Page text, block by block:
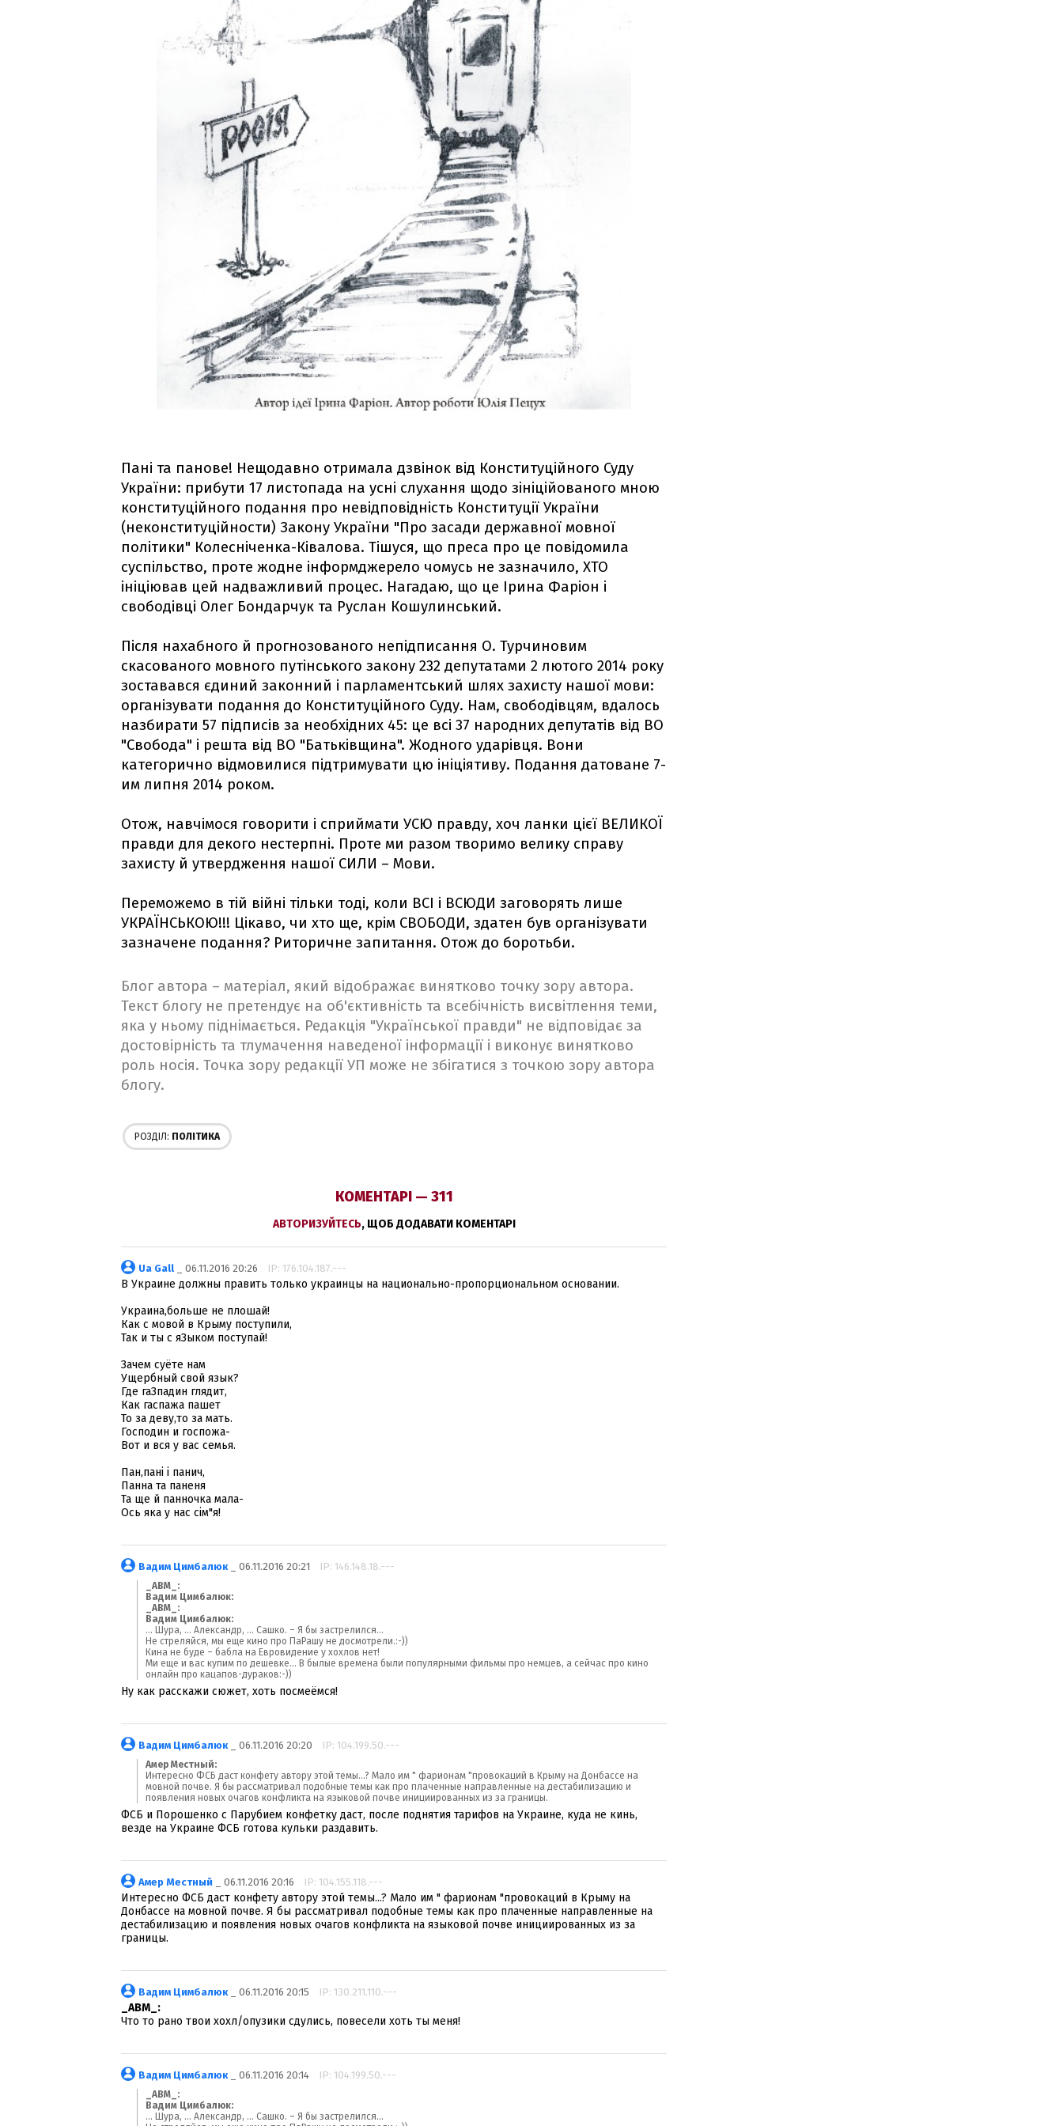
Пані та панове! Нещодавно отримала дзвінок від Конституційного Суду
України: прибути 17 листопада на усні слухання щодо зініційованого мною
конституційного подання про невідповідність Конституції України
(неконституційности) Закону України "Про засади державної мовної
політики" Колесніченка-Ківалова. Тішуся, що преса про це повідомила
суспільство, проте жодне інформджерело чомусь не зазначило, ХТО
ініціював цей надважливий процес. Нагадаю, що це Ірина Фаріон і
свободівці Олег Бондарчук та Руслан Кошулинський.
Після нахабного й прогнозованого непідписання О. Турчиновим
скасованого мовного путінського закону 232 депутатами 2 лютого 2014 року
зоставався єдиний законний і парламентський шлях захисту нашої мови:
організувати подання до Конституційного Суду. Нам, свободівцям, вдалось
назбирати 57 підписів за необхідних 45: це всі 37 народних депутатів від ВО
"Свобода" і решта від ВО "Батьківщина". Жодного ударівця. Вони
категорично відмовилися підтримувати цю ініціятиву. Подання датоване 7-
им липня 2014 роком.
Отож, навчімося говорити і сприймати УСЮ правду, хоч ланки цієї ВЕЛИКОЇ
правди для декого нестерпні. Проте ми разом творимо велику справу
захисту й утвердження нашої СИЛИ – Мови.
Переможемо в тій війні тільки тоді, коли ВСІ і ВСЮДИ заговорять лише
УКРАЇНСЬКОЮ!!! Цікаво, чи хто ще, крім СВОБОДИ, здатен був організувати
зазначене подання? Риторичне запитання. Отож до боротьби.
Блог автора – матеріал, який відображає винятково точку зору автора.
Текст блогу не претендує на об'єктивність та всебічність висвітлення теми,
яка у ньому піднімається. Редакція "Української правди" не відповідає за
достовірність та тлумачення наведеної інформації і виконує винятково
роль носія. Точка зору редакції УП може не збігатися з точкою зору автора
блогу.
РОЗДІЛ: ПОЛІТИКА
КОМЕНТАРІ — 311
АВТОРИЗУЙТЕСЬ, ЩОБ ДОДАВАТИ КОМЕНТАРІ
Ua Gall _ 06.11.2016 20:26 IP: 176.104.187.---
В Украине должны править только украинцы на национально-пропорциональном основании.
Украина,больше не плошай!
Как с мовой в Крыму поступили,
Так и ты с яЗыком поступай!
Зачем суёте нам
Ущербный свой язык?
Где гаЗпадин глядит,
Как гаспажа пашет
То за деву,то за мать.
Господин и госпожа-
Вот и вся у вас семья.
Пан,пані і панич,
Панна та паненя
Та ще й панночка мала-
Ось яка у нас сім"я!
Вадим Цимбалюк _ 06.11.2016 20:21 IP: 146.148.18.---
_ABM_:
Вадим Цимбалюк:
_ABM_:
Вадим Цимбалюк:
... Шура, ... Александр, ... Сашко. – Я бы застрелился...
Не стреляйся, мы еще кино про ПаРашу не досмотрели.:-))
Кина не буде – бабла на Евровидение у хохлов нет!
Ми еще и вас купим по дешевке... В былые времена были популярными фильмы про немцев, а сейчас про кино
онлайн про кацапов-дураков:-))
Ну как расскажи сюжет, хоть посмеёмся!
Вадим Цимбалюк _ 06.11.2016 20:20 IP: 104.199.50.---
Амер Местный:
Интересно ФСБ даст конфету автору этой темы...? Мало им " фарионам "провокаций в Крыму на Донбассе на
мовной почве. Я бы рассматривал подобные темы как про плаченные направленные на дестабилизацию и
появления новых очагов конфликта на языковой почве инициированных из за границы.
ФСБ и Порошенко с Парубием конфетку даст, после поднятия тарифов на Украине, куда не кинь,
везде на Украине ФСБ готова кульки раздавить.
Амер Местный _ 06.11.2016 20:16 IP: 104.155.118.---
Интересно ФСБ даст конфету автору этой темы...? Мало им " фарионам "провокаций в Крыму на
Донбассе на мовной почве. Я бы рассматривал подобные темы как про плаченные направленные на
дестабилизацию и появления новых очагов конфликта на языковой почве инициированных из за
границы.
Вадим Цимбалюк _ 06.11.2016 20:15 IP: 130.211.110.---
_ABM_:
Что то рано твои хохл/опузики сдулись, повесели хоть ты меня!
Вадим Цимбалюк _ 06.11.2016 20:14 IP: 104.199.50.---
_ABM_:
Вадим Цимбалюк:
... Шура, ... Александр, ... Сашко. – Я бы застрелился...